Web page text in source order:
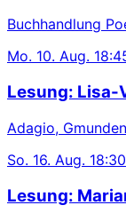
Buchhandlung
Mo. 10. Aug.
Lesung: Lisa-
Adagio,
So. 16. Aug.
Lesung: